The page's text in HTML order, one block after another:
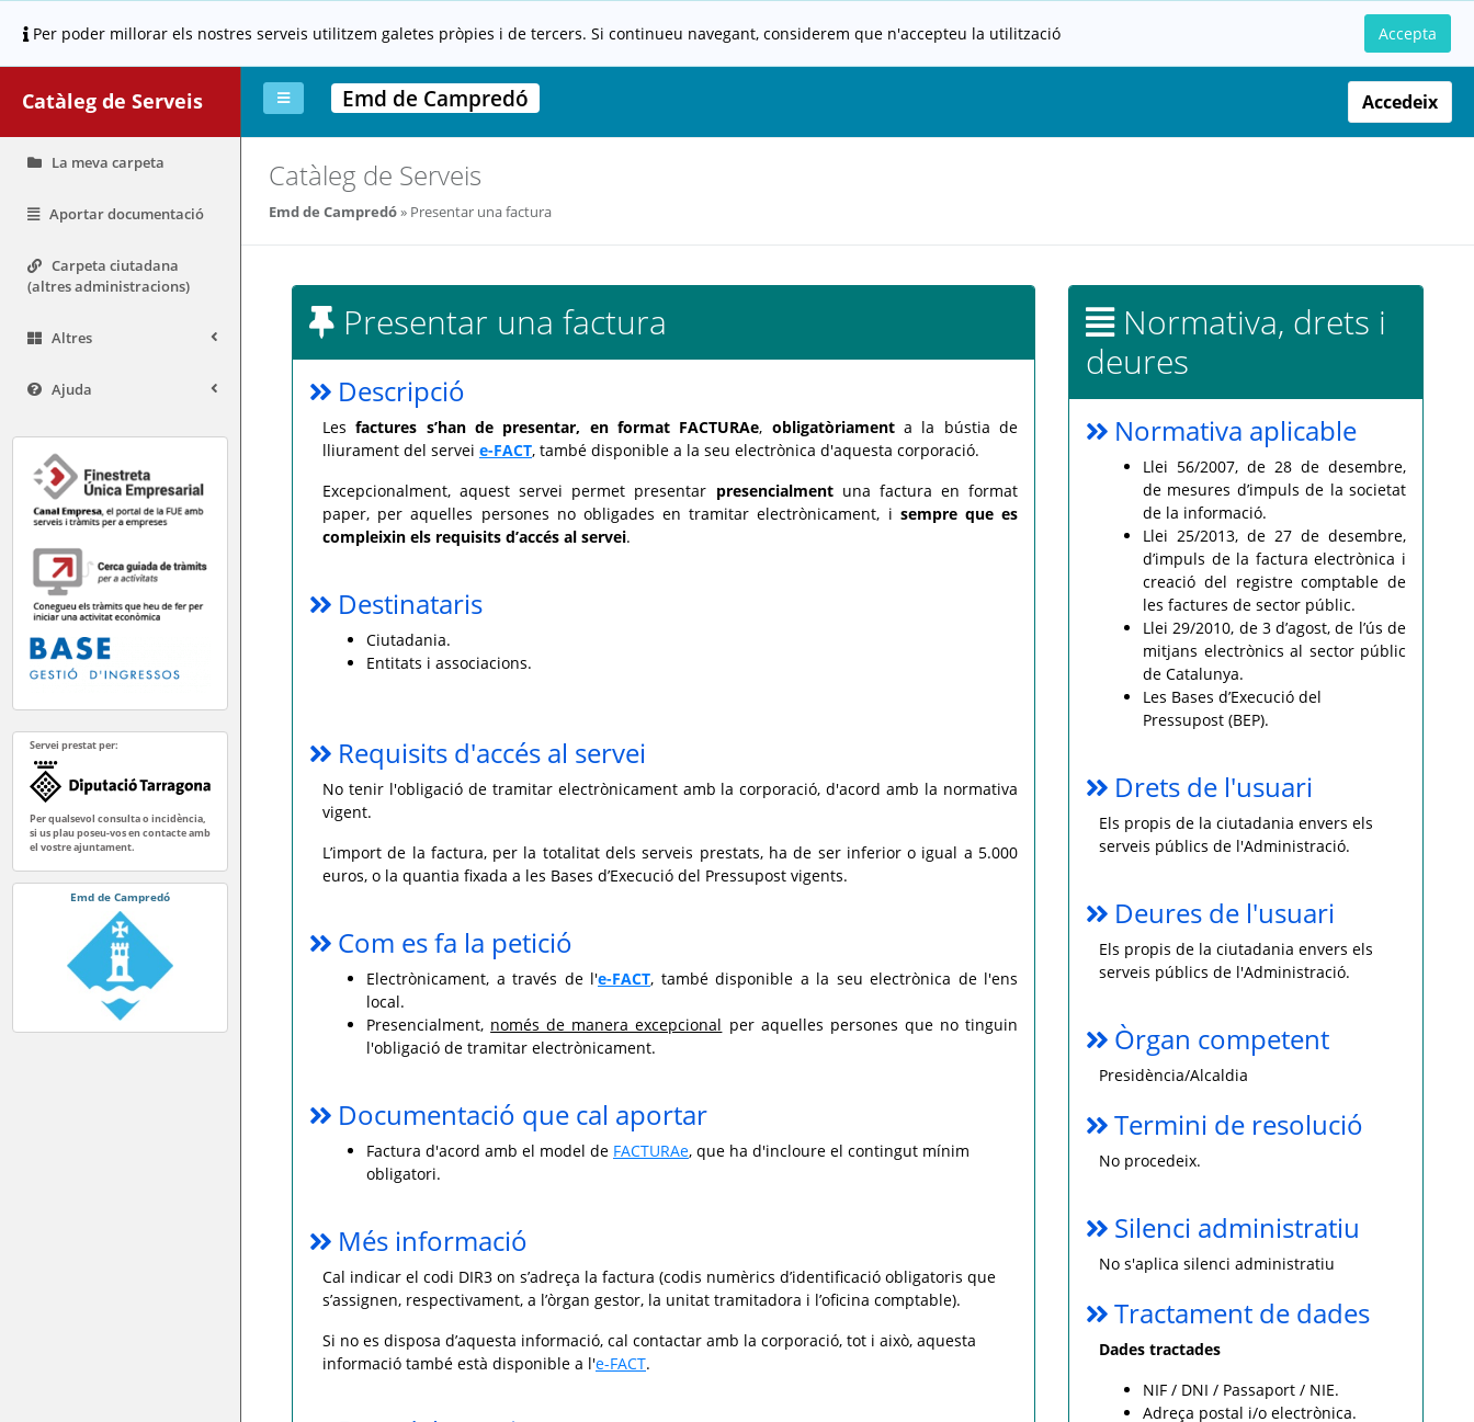
Per poder millorar els nostres serveis utilitzem galetes pròpies i de tercers. Si continueu navegant, considerem que n'accepteu la utilització Accepta
Catàleg de Serveis
La meva carpeta
Aportar documentació
Carpeta ciutadana
(altres administracions)
Altres
Ajuda
Servei prestat per:
Per qualsevol consulta o incidència,
si us plau poseu-vos en contacte amb
el vostre ajuntament.
Emd de Campredó
Emd de Campredó Accedeix
Catàleg de Serveis
Emd de Campredó Presentar una factura
Presentar una factura
Descripció
Lesfactures s’han de presentar, en format FACTURAe, obligatòriamenta la bústia de
lliurament del servei e-FACT, també disponible a la seu electrònica d'aquesta corporació.
Excepcionalment, aquest servei permet presentar presencialmentuna factura en format
paper, per aquelles persones no obligades en tramitar electrònicament, i sempre que es
compleixin els requisits d’accés al servei.
Destinataris
Ciutadania.
Entitats i associacions.
Requisits d'accés al servei
No tenir l'obligació de tramitar electrònicament amb la corporació, d'acord amb la normativa
vigent.
L’import de la factura, per la totalitat dels serveis prestats, ha de ser inferior o igual a 5.000
euros, o la quantia fixada a les Bases d’Execució del Pressupost vigents.
Com es fa la petició
Electrònicament, a través de l'e-FACT, també disponible a la seu electrònica de l'ens
local.
Presencialment, només de manera excepcional per aquelles persones que no tinguin
l'obligació de tramitar electrònicament.
Documentació que cal aportar
Factura d'acord amb el model de FACTURAe, que ha d'incloure el contingut mínim
obligatori.
Més informació
Cal indicar el codi DIR3 on s’adreça la factura (codis numèrics d’identificació obligatoris que
s’assignen, respectivament, a l’òrgan gestor, la unitat tramitadora i l’oficina comptable).
Si no es disposa d’aquesta informació, cal contactar amb la corporació, tot i això, aquesta
informació també està disponible a l'e-FACT.
Normativa, drets i
deures
Normativa aplicable
Llei 56/2007, de 28 de desembre,
de mesures d’impuls de la societat
de la informació.
Llei 25/2013, de 27 de desembre,
d’impuls de la factura electrònica i
creació del registre comptable de
les factures de sector públic.
Llei 29/2010, de 3 d’agost, de l’ús de
mitjans electrònics al sector públic
de Catalunya.
Les Bases d’Execució del
Pressupost (BEP).
Drets de l'usuari
Els propis de la ciutadania envers els
serveis públics de l'Administració.
Deures de l'usuari
Els propis de la ciutadania envers els
serveis públics de l'Administració.
Òrgan competent
Presidència/Alcaldia
Termini de resolució
No procedeix.
Silenci administratiu
No s'aplica silenci administratiu
Tractament de dades
Dades tractades
NIF / DNI / Passaport / NIE.
Adreça postal i/o electrònica.